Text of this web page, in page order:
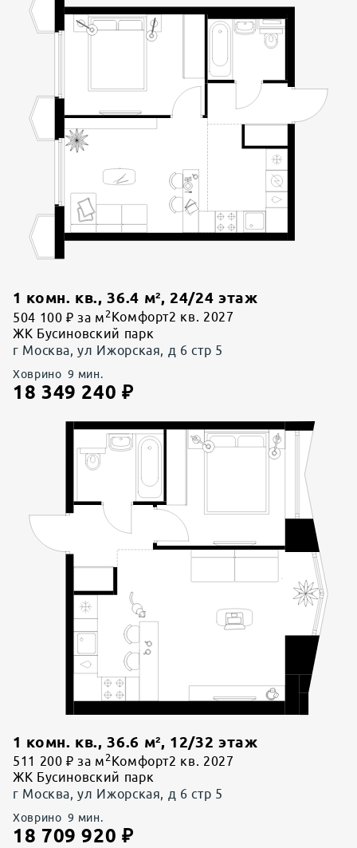
1 комн. кв., 36.4 м²,24/24 этаж
504 100 ₽ за м 2 Комфорт2 кв. 2027
ЖК Бусиновский парк
г Москва, ул Ижорская, д 6 стр 5
Ховрино 9 мин.
18 349 240 ₽
1 комн. кв., 36.6 м², 12/32 этаж
511 200 ₽ за м 2 Комфорт2 кв. 2027
ЖК Бусиновский парк
г Москва, ул Ижорская, д 6 стр 5
Ховрино 9 мин.
18 709 920 ₽